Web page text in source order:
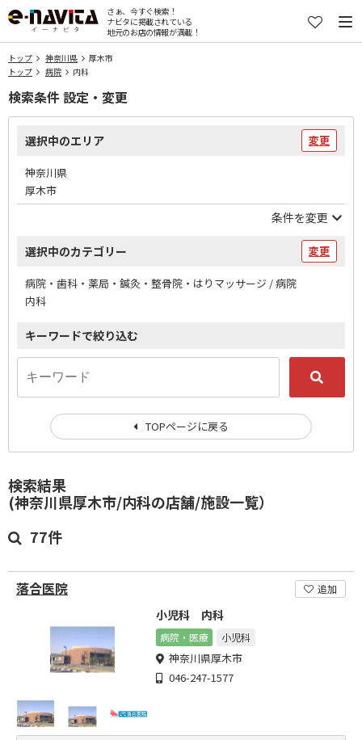
さぁ、今すぐ検索！
ナビタに掲載されている
地元のお店の情報が満載！
トップ 神奈川県
厚木市
トップ
病院 内科
検索結果
(神奈川県厚木市/内科の店舗/施設一覧）
77件
落合医院 追加
小児科 内科
病院・医療 小児科
神奈川県厚木市
046-247-1577
検索条件 設定・変更
選択中のエリア 変更
神奈川県
厚木市
条件を変更
選択中のカテゴリー 変更
病院・歯科・薬局・鍼灸・整骨院・はりマッサージ / 病院
内科
キーワードで絞り込む
TOPページに戻る